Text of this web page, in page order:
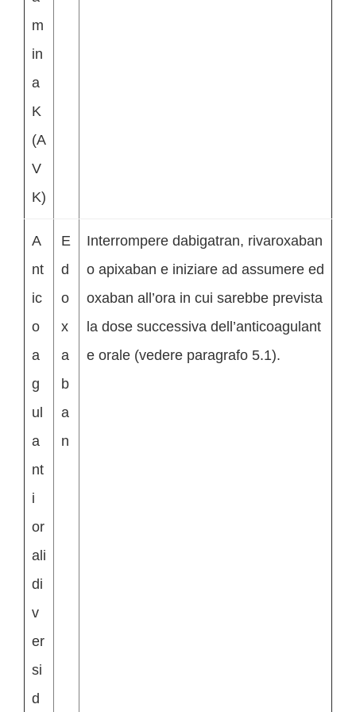
m
in
a
K
(A
V
K)
A
nt
ic
o
a
g
ul
a
nt
i
or
ali
di
v
er
si
d
E
d
o
x
a
b
a
n
Interrompere dabigatran, rivaroxaban
o apixaban e iniziare ad assumere ed
oxaban all’ora in cui sarebbe prevista
la dose successiva dell’anticoagulant
e orale (vedere paragrafo 5.1).